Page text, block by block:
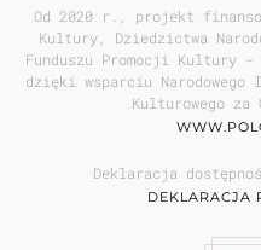
Od 2020 r., projekt
Kultury, Dziedzictwa
Funduszu Promocji Kultury -
dzięki wsparciu
Kulturowego
Deklaracja
DEKLARACJA